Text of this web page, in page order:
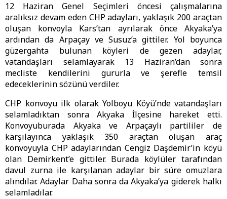
12 Haziran Genel Seçimleri öncesi çalışmalarına
aralıksız devam eden CHP adayları, yaklaşık 200 araçtan
oluşan konvoyla Kars’tan ayrılarak önce Akyaka’ya
ardından da Arpaçay ve Susuz’a gittiler. Yol boyunca
güzergahta bulunan köyleri de gezen adaylar,
vatandaşları selamlayarak 13 Haziran’dan sonra
mecliste kendilerini gururla ve şerefle temsil
edeceklerinin sözünü verdiler.
CHP konvoyu ilk olarak Yolboyu Köyü’nde vatandaşları
selamladıktan sonra Akyaka İlçesine hareket etti.
Konvoyuburada Akyaka ve Arpaçaylı partililer de
karşılayınca yaklaşık 350 araçtan oluşan araç
konvoyuyla CHP adaylarından Cengiz Daşdemir’in köyü
olan Demirkent’e gittiler. Burada köylüler tarafından
davul zurna ile karşılanan adaylar bir süre omuzlara
alındılar. Adaylar Daha sonra da Akyaka’ya giderek halkı
selamladılar.